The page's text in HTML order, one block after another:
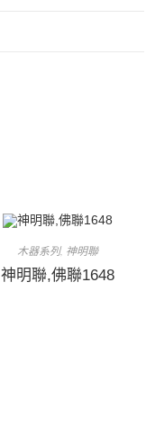
木器系列, 神明聯
神明聯,佛聯1648